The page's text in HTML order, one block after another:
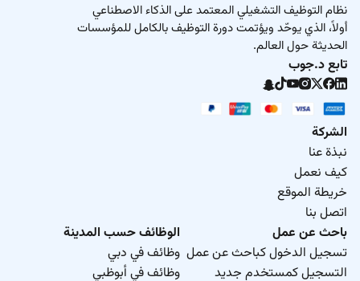
نظام التوظيف التشغيلي المعتمد على الذكاء الاصطناعي
أولاً، الذي يوحّد ويؤتمت دورة التوظيف بالكامل للمؤسسات
الحديثة حول العالم.
تابع د.جوب
الشركة
نبذة عنا
كيف نعمل
خريطة الموقع
اتصل بنا
باحث عن عمل
تسجيل الدخول كباحث عن عمل
التسجيل كمستخدم جديد
الوظائف حسب المدينة
وظائف في دبي
وظائف في أبوظبي